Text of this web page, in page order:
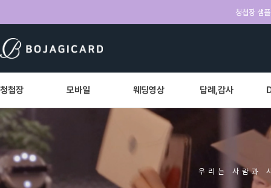
청첩장 샘
청첩장 모바일 웨딩영상 답례,감사
우리는 사람과